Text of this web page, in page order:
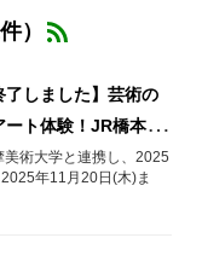
）
了しました】芸術の
ト体験！JR橋本駅
「美旅」開催
術大学と連携し、2025
年11月20日(木)ま